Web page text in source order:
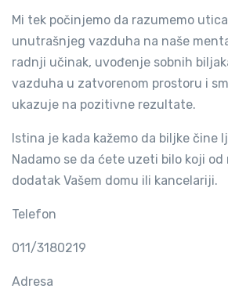
Mi tek počinjemo da razumemo
unutrašnjeg vazduha na naše
radnji učinak, uvođenje sobnih
vazduha u zatvorenom prostoru i
ukazuje na pozitivne rezultate.
Istina je kada kažemo da biljke čine
Nadamo se da ćete uzeti bilo koji
dodatak Vašem domu ili kancelariji.
Telefon
011/3180219
Adresa